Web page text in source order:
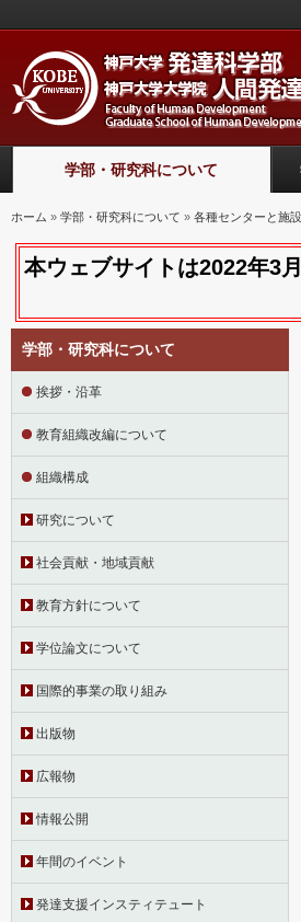
学部・研究科について
現在地
ホーム » 学部・研究科について » 各種センターと施設
本ウェブサイトは2022年3
学部・研究科について
挨拶・沿革
教育組織改編について
組織構成
研究について
社会貢献・地域貢献
教育方針について
学位論文について
国際的事業の取り組み
出版物
広報物
情報公開
年間のイベント
発達支援インスティテュート